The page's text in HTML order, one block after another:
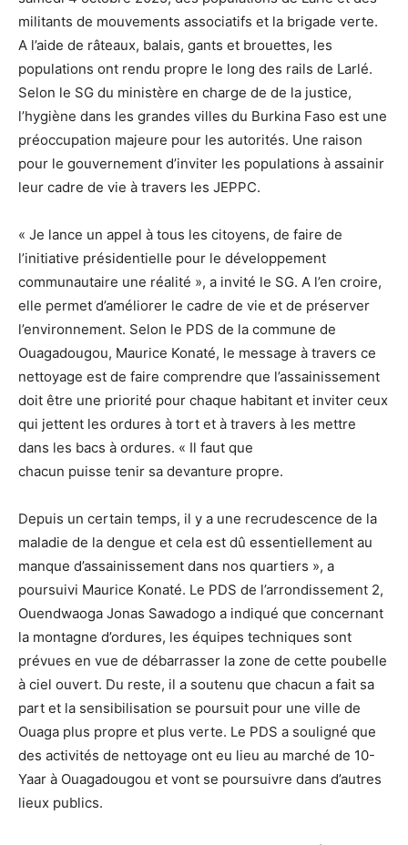
militants de mouvements associatifs et la brigade verte.
A l’aide de râteaux, balais, gants et brouettes, les
populations ont rendu propre le long des rails de Larlé.
Selon le SG du ministère en charge de de la justice,
l’hygiène dans les grandes villes du Burkina Faso est une
préoccupation majeure pour les autorités. Une raison
pour le gouvernement d’inviter les populations à assainir
leur cadre de vie à travers les JEPPC.
« Je lance un appel à tous les citoyens, de faire de
l’initiative présidentielle pour le développement
communautaire une réalité », a invité le SG. A l’en croire,
elle permet d’améliorer le cadre de vie et de préserver
l’environnement. Selon le PDS de la commune de
Ouagadougou, Maurice Konaté, le message à travers ce
nettoyage est de faire comprendre que l’assainissement
doit être une priorité pour chaque habitant et inviter ceux
qui jettent les ordures à tort et à travers à les mettre
dans les bacs à ordures. « Il faut que
chacun puisse tenir sa devanture propre.
Depuis un certain temps, il y a une recrudescence de la
maladie de la dengue et cela est dû essentiellement au
manque d’assainissement dans nos quartiers », a
poursuivi Maurice Konaté. Le PDS de l’arrondissement 2,
Ouendwaoga Jonas Sawadogo a indiqué que concernant
la montagne d’ordures, les équipes techniques sont
prévues en vue de débarrasser la zone de cette poubelle
à ciel ouvert. Du reste, il a soutenu que chacun a fait sa
part et la sensibilisation se poursuit pour une ville de
Ouaga plus propre et plus verte. Le PDS a souligné que
des activités de nettoyage ont eu lieu au marché de 10-
Yaar à Ouagadougou et vont se poursuivre dans d’autres
lieux publics.